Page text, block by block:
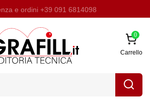
Chi siamoScrivi per noi
e ordini +39 091 6814098
con LavoriPubblici.it
0
Carrello